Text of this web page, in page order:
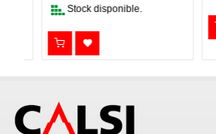
Stock disponible.